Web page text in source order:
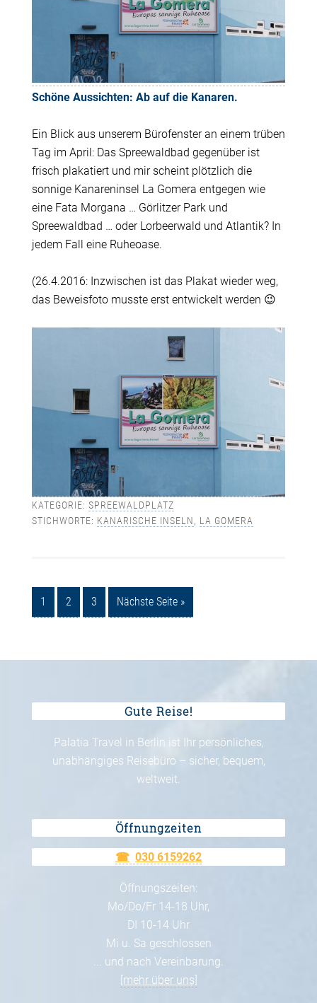
Schöne Aussichten: Ab auf die Kanaren.
Ein Blick aus unserem Bürofenster an einem trüben
Tag im April: Das Spreewaldbad gegenüber ist
frisch plakatiert und mir scheint plötzlich die
sonnige Kanareninsel La Gomera entgegen wie
eine Fata Morgana … Görlitzer Park und
Spreewaldbad … oder Lorbeerwald und Atlantik? In
jedem Fall eine Ruheoase.
(26.4.2016: Inzwischen ist das Plakat wieder weg,
das Beweisfoto musste erst entwickelt werden 😉
KATEGORIE: SPREEWALDPLATZ
STICHWORTE: KANARISCHE INSELN, LA GOMERA
1 2 3 Nächste Seite »
Gute Reise!
Palatia Travel in Berlin ist Ihr persönliches,
unabhängiges Reisebüro – sicher, bequem,
weltweit.
Öffnungzeiten
030 6159262
Öffnungszeiten:
Mo/Do/Fr 14-18 Uhr,
DI 10-14 Uhr
Mi u. Sa geschlossen
... und nach Vereinbarung.
[mehr über uns]